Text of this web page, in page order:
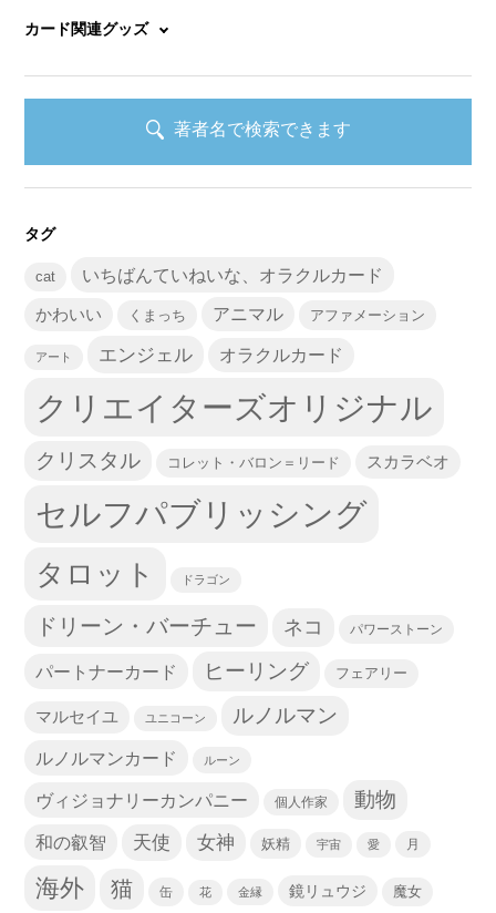
カード関連グッズ
著者名で検索できます
タグ
cat いちばんていねいな、オラクルカード
かわいい くまっち アニマル アファメーション
アート エンジェル オラクルカード
クリエイターズオリジナル
クリスタル コレット・バロン＝リード スカラベオ
セルフパブリッシング
タロット ドラゴン
ドリーン・バーチュー ネコ パワーストーン
パートナーカード ヒーリング フェアリー
マルセイユ ユニコーン ルノルマン
ルノルマンカード ルーン
ヴィジョナリーカンパニー 個人作家 動物
和の叡智 天使 女神 妖精 宇宙 愛 月
海外 猫 缶 花 金縁 鏡リュウジ 魔女